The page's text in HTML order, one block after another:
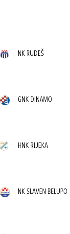
NK RUDEŠ
GNK DINAMO
HNK RIJEKA
NK SLAVEN BELUPO